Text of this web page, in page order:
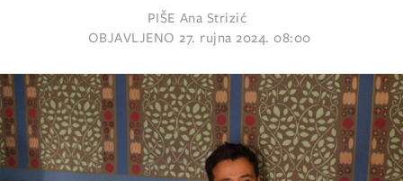
PIŠE Ana Strizić
OBJAVLJENO 27. rujna 2024. 08:00